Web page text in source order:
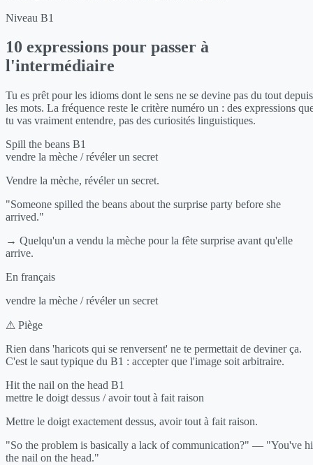
Niveau B1
10 expressions pour passer à
l'intermédiaire
Tu es prêt pour les idioms dont le sens ne se devine pas du tout depuis
les mots. La fréquence reste le critère numéro un : des expressions
tu vas vraiment entendre, pas des curiosités linguistiques.
Spill the beans B1
vendre la mèche / révéler un secret
Vendre la mèche, révéler un secret.
"Someone spilled the beans about the surprise party before she
arrived."
→ Quelqu'un a vendu la mèche pour la fête surprise avant qu'elle
arrive.
En français
vendre la mèche / révéler un secret
⚠ Piège
Rien dans 'haricots qui se renversent' ne te permettait de deviner ça.
C'est le saut typique du B1 : accepter que l'image soit arbitraire.
Hit the nail on the head B1
mettre le doigt dessus / avoir tout à fait raison
Mettre le doigt exactement dessus, avoir tout à fait raison.
"So the problem is basically a lack of communication?" — "You've
the nail on the head."